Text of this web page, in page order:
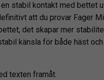
stabil kontakt med bettet
att du provar Fager
det skapar mer
känsla för både häst
texten framåt.